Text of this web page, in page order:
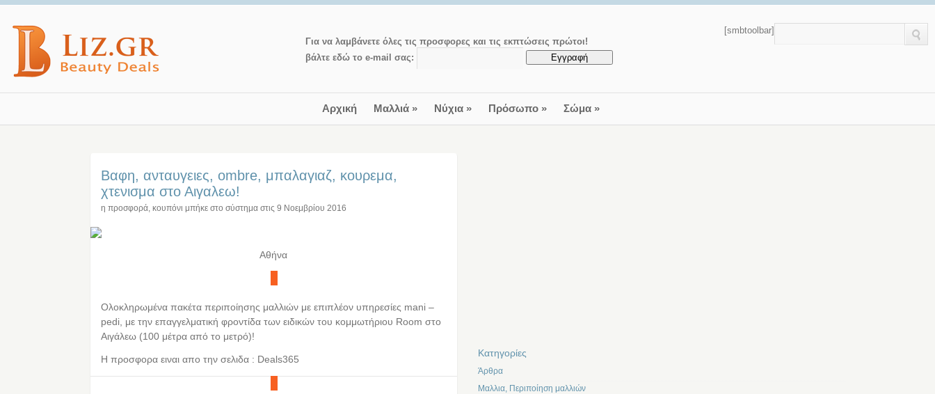
Για να λαμβάνετε όλες τις προσφορες και τις εκπτώσεις πρώτοι!
βάλτε εδώ το e-mail σας:
[smbtoolbar]
Αρχική Μαλλιά» Νύχια» Πρόσωπο» Σώμα»
Βαφη, ανταυγειες, ombre, μπαλαγιαζ, κουρεμα,
χτενισμα στο Αιγαλεω!
η προσφορά, κουπόνι μπήκε στο σύστημα στις9 Νοεμβρίου 2016
Αθήνα
Ολοκληρωμένα πακέτα περιποίησης μαλλιών με επιπλέον υπηρεσίες mani –
pedi, με την επαγγελματική φροντίδα των ειδικών του κομμωτήριου Room στο
Αιγάλεω (100 μέτρα από το μετρό)!
Η προσφορα ειναι απο την σελιδα : Deals365
Kατηγορίες
Άρθρα
Μαλλια, Περιποίηση μαλλιών